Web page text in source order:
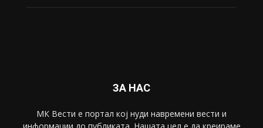
ЗА НАС
МК Вести е портал коj нуди навремени вести и